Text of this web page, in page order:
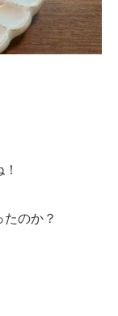
のか？